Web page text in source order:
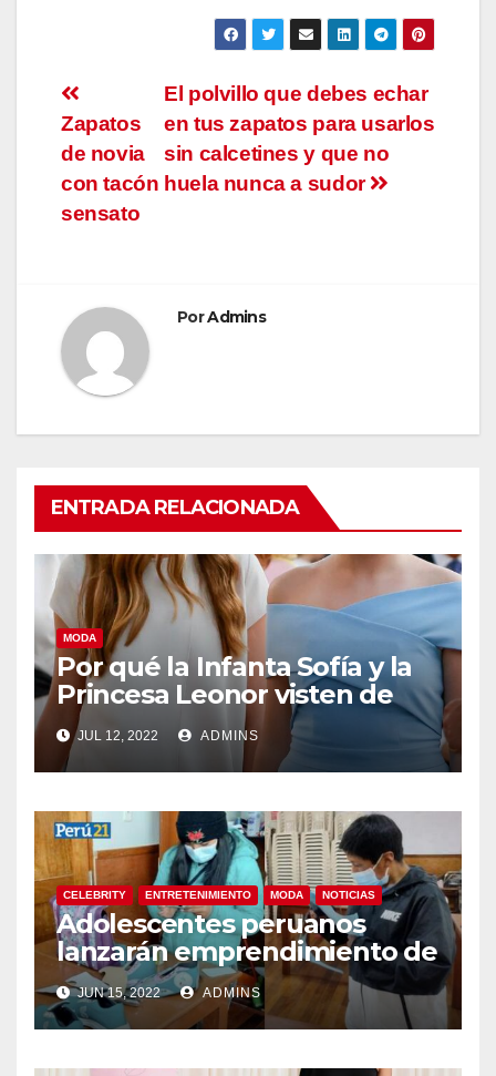
Navegación
de
entradas
El polvillo que debes echar
en tus zapatos para usarlos
sin calcetines y que no
huela nunca a sudor
Zapatos
de novia
con tacón
sensato
PorAdmins
ENTRADA RELACIONADA
MODA
Por qué la Infanta Sofía y la
Princesa Leonor visten de
forma tan diferente
JUL 12, 2022 ADMINS
CELEBRITY ENTRETENIMIENTO MODA NOTICIAS
Adolescentes peruanos
lanzarán emprendimiento de
productos hechos de cuero
JUN 15, 2022 ADMINS